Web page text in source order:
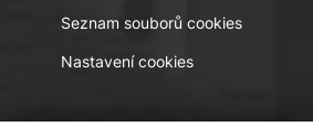
Seznam souborů cookies
Nastavení cookies